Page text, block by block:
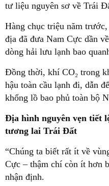
tư liệu nguyên sơ về Trái
Hàng chục triệu năm
địa đã đưa Nam Cực dần
dòng hải lưu lạnh bao
Đồng thời, khí CO₂ trong
hậu toàn cầu lạnh đi, dẫn
khổng lồ bao phủ toàn bộ
Địa hình nguyên vẹn tiết
tương lai Trái Đất
“Chúng ta biết rất ít về
Cực – thậm chí còn ít hơn
nhận định.